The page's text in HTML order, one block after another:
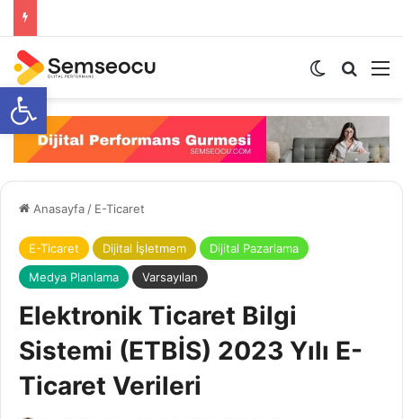
Anasayfa / E-Ticaret
E-Ticaret Dijital İşletmem
Dijital Pazarlama
Medya Planlama
Varsayılan
Elektronik Ticaret Bilgi
Sistemi (ETBİS) 2023 Yılı E-
Ticaret Verileri
Open toolbar